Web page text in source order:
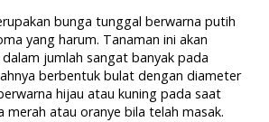
bunga tunggal berwarna putih
yang harum. Tanaman ini akan
jumlah sangat banyak pada
berbentuk bulat dengan diameter
hijau atau kuning pada saat
merah atau oranye bila telah masak.